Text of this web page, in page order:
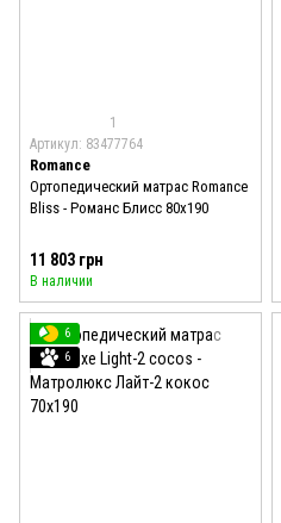
1
Артикул: 83477764
Romance
Ортопедический матрас Romance
Bliss - Романс Блисс 80x190
11 803 грн
В наличии
6
6